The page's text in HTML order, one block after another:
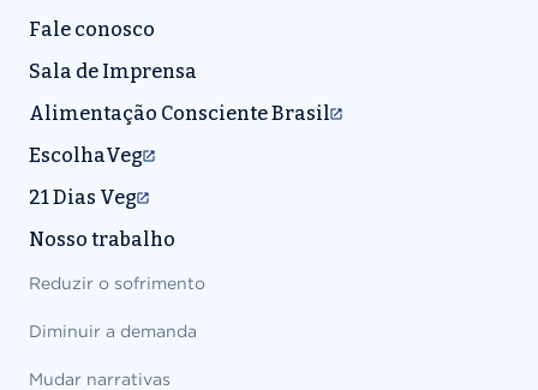
Fale conosco
Sala de Imprensa
Alimentação Consciente Brasil
EscolhaVeg
21 Dias Veg
Nosso trabalho
Reduzir o sofrimento
Diminuir a demanda
Mudar narrativas